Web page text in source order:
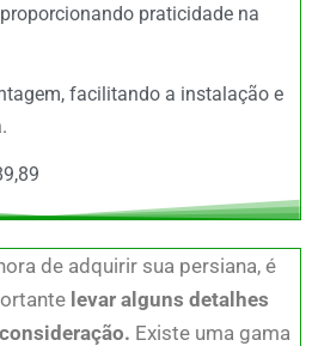
praticidade na
facilitando a instalação e
de adquirir sua persiana, é
levar alguns detalhes
Existe uma gama